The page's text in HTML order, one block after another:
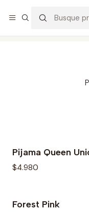
No disponible
Pijama Queen
$4.980
Forest Pink